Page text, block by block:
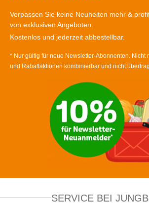
Verpassen Sie keine Neuheiten mehr &
von exklusiven Angeboten.
Kostenlos und jederzeit abbestellbar.
* Nur gültig für neue Newsletter-Abonnenten. Nicht
und Rabattaktionen kombinierbar und nicht
SERVICE BEI